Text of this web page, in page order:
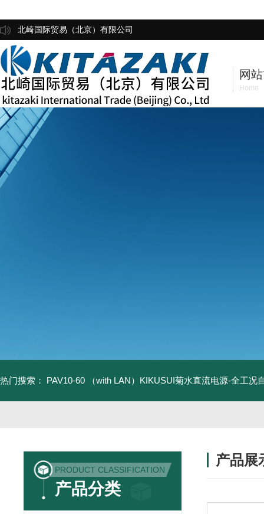
北崎国际贸易（北京）有限公司
网
Home
热门搜索： PAV10-60 （with LAN）KIKUSUI菊水直流电源-全工况
PRODUCT CLASSIFICATION
产品分类
产品展